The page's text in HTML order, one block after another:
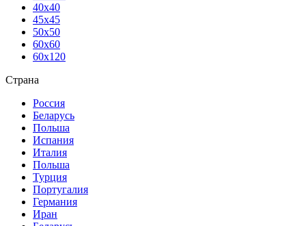
40х40
45х45
50х50
60х60
60х120
Страна
Россия
Беларусь
Польша
Испания
Италия
Польша
Турция
Португалия
Германия
Иран